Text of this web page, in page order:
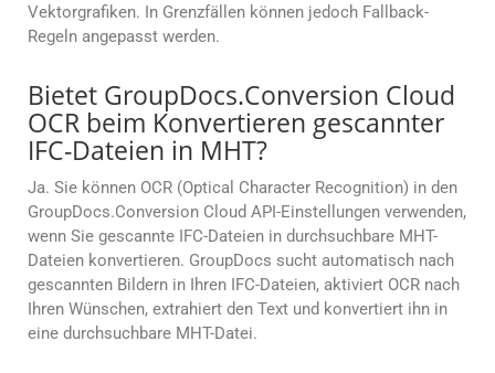
Vektorgrafiken. In Grenzfällen können jedoch Fallback-
Regeln angepasst werden.
Bietet GroupDocs.Conversion Cloud
OCR beim Konvertieren gescannter
IFC-Dateien in MHT?
Ja. Sie können OCR (Optical Character Recognition) in den
GroupDocs.Conversion Cloud API-Einstellungen verwenden,
wenn Sie gescannte IFC-Dateien in durchsuchbare MHT-
Dateien konvertieren. GroupDocs sucht automatisch nach
gescannten Bildern in Ihren IFC-Dateien, aktiviert OCR nach
Ihren Wünschen, extrahiert den Text und konvertiert ihn in
eine durchsuchbare MHT-Datei.